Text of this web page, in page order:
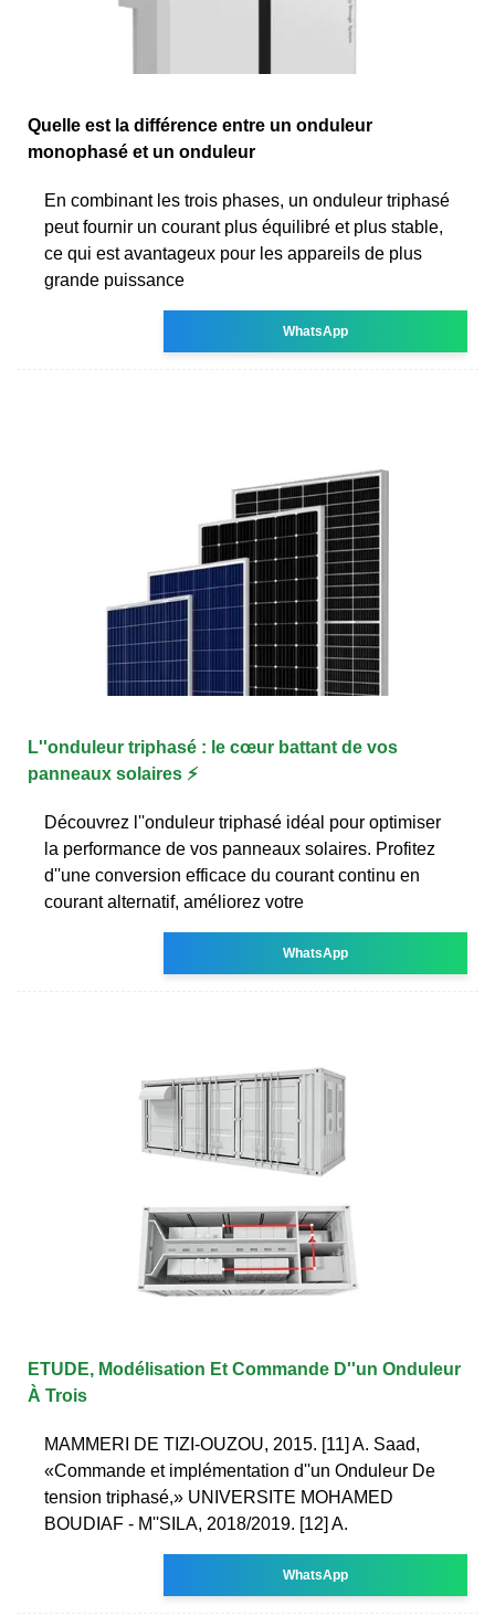
Quelle est la différence entre un onduleur
monophasé et un onduleur
En combinant les trois phases, un onduleur triphasé
peut fournir un courant plus équilibré et plus stable,
ce qui est avantageux pour les appareils de plus
grande puissance
WhatsApp
L''onduleur triphasé : le cœur battant de vos
panneaux solaires ⚡
Découvrez l''onduleur triphasé idéal pour optimiser
la performance de vos panneaux solaires. Profitez
d''une conversion efficace du courant continu en
courant alternatif, améliorez votre
WhatsApp
ETUDE, Modélisation Et Commande D''un Onduleur
À Trois
MAMMERI DE TIZI-OUZOU, 2015. [11] A. Saad,
«Commande et implémentation d''un Onduleur De
tension triphasé,» UNIVERSITE MOHAMED
BOUDIAF - M''SILA, 2018/2019. [12] A.
WhatsApp